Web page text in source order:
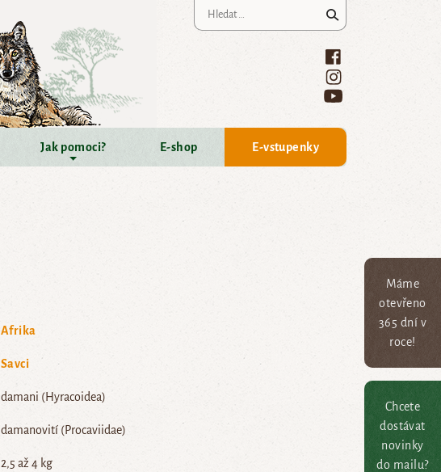
Máme
otevřeno
365 dní v
roce!
Chcete
dostávat
novinky
do mailu?
Jak pomoci? E-shop E-vstupenky
Afrika
Savci
damani (Hyracoidea)
damanovití (Procaviidae)
2,5 až 4 kg